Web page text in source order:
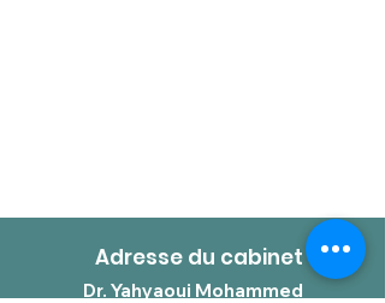
Adresse du cabinet
Dr. Yahyaoui Mohammed